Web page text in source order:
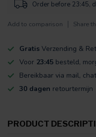
Order before 23:45,
Add to comparison Share
Gratis Verzending &
Voor 23:45 besteld,
Bereikbaar via mail,
30 dagen retourtermijn
PRODUCT